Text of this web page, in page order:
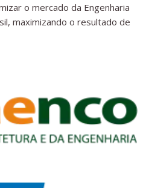
o mercado da Engenharia
maximizando o resultado de